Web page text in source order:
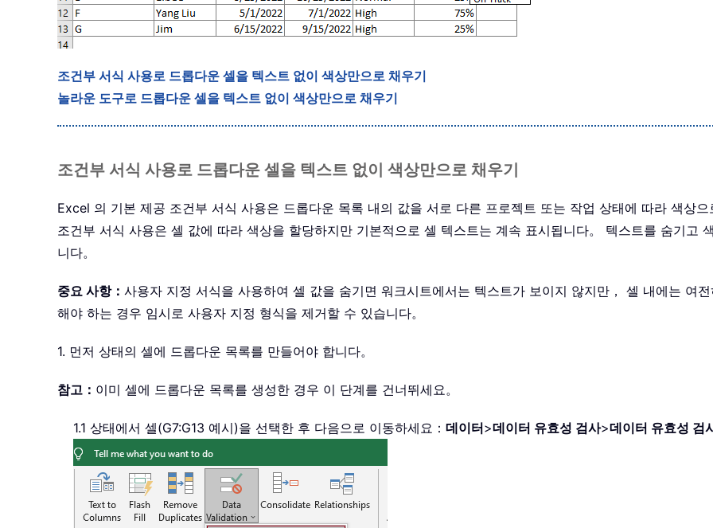
조건부 서식 사용로 드롭다운 셀을 텍스트 없이 색상만으로 채우기
놀라운 도구로 드롭다운 셀을 텍스트 없이 색상만으로 채우기
조건부 서식 사용로 드롭다운 셀을 텍스트 없이 색상만으로 채우기
Excel 의 기본 제공 조건부 서식 사용은 드롭다운 목록 내의 값을 서로 다른 프로젝트 또는 작업 상태에 따라 색상
조건부 서식 사용은 셀 값에 따라 색상을 할당하지만 기본적으로 셀 텍스트는 계속 표시됩니다。 텍스트를 숨기고
니다。
중요 사항： 사용자 지정 서식을 사용하여 셀 값을 숨기면 워크시트에서는 텍스트가 보이지 않지만， 셀 내에는 여
해야 하는 경우 임시로 사용자 지정 형식을 제거할 수 있습니다。
1. 먼저 상태의 셀에 드롭다운 목록를 만들어야 합니다。
참고： 이미 셀에 드롭다운 목록를 생성한 경우 이 단계를 건너뛰세요。
1.1 상태에서 셀(G7:G13 예시)을 선택한 후 다음으로 이동하세요： 데이터>데이터 유효성 검사>데이터 유효성 검